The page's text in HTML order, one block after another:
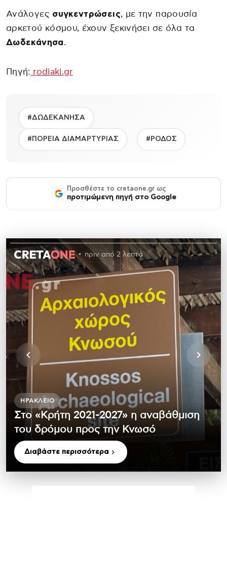
Ανάλογες συγκεντρώσεις, με την παρουσία
αρκετού κόσμου, έχουν ξεκινήσει σε όλα τα
Δωδεκάνησα.
Πηγή: rodiaki.gr
#ΔΩΔΕΚΑΝΗΣΑ
#ΠΟΡΕΙΑ ΔΙΑΜΑΡΤΥΡΙΑΣ #ΡΟΔΟΣ
Προσθέστε το cretaone.gr ως
προτιμώμενη πηγή στο Google
πριν από 2 λεπτά
ΗΡΆΚΛΕΙΟ
Στο «Κρήτη 2021-2027» η αναβάθμιση
του δρόμου προς την Κνωσό
Διαβάστε περισσότερα